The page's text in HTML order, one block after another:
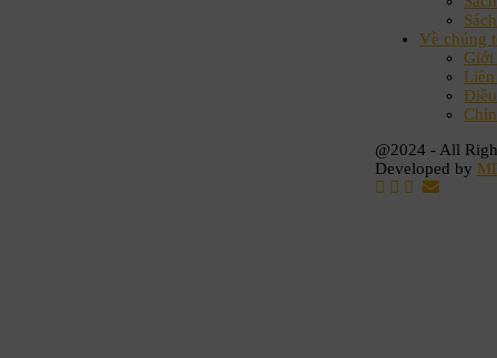
Về chúng
Giới
@2024 - All
Developed by